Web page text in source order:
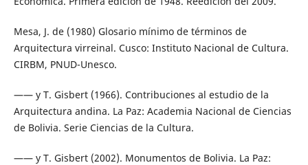
Mesa, J. de (1980) Glosario mínimo de términos de
Arquitectura virreinal. Cusco: Instituto Nacional de Cultura.
CIRBM, PNUD-Unesco.
—— y T. Gisbert (1966). Contribuciones al estudio de la
Arquitectura andina. La Paz: Academia Nacional de Ciencias
de Bolivia. Serie Ciencias de la Cultura.
—— y T. Gisbert (2002). Monumentos de Bolivia. La Paz: